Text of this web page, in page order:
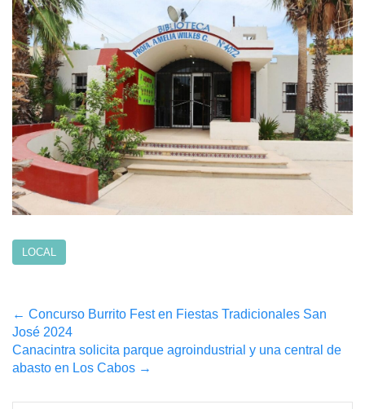
LOCAL
Post
navigation
← Concurso Burrito Fest en Fiestas Tradicionales San
José 2024
Canacintra solicita parque agroindustrial y una central de
abasto en Los Cabos →